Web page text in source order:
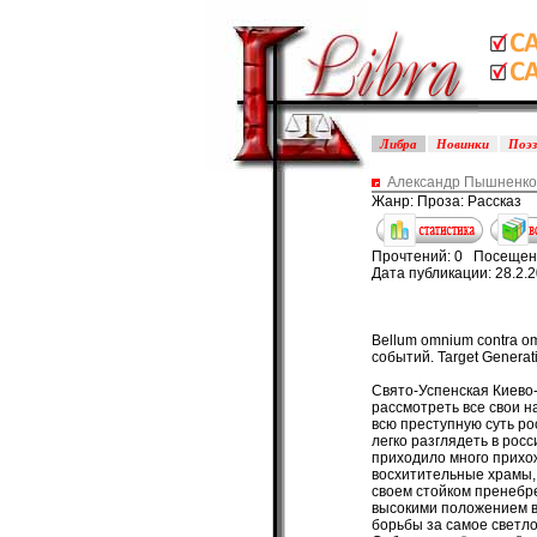
Либра Новинки
Александр
Жанр: Проза: Рассказ
Прочтений: 0
Дата публикации:
Bellum omnium contra
событий. Target
Свято-Успенская Киево-Печерская лавра - то, самое чудесное место на планете, где можно подробно рассмотреть все свои наличествующие недостатки и многие человеческие глупости. А также, когда я попал туда, всю преступную суть российского империализма и украинской беспомощности в те годы. Все это можно было легко разглядеть в российских монахах, которые ее густо заселяли и обживали в нулевых годах этого века. К ним приходило много прихожан, которые, словно мотыльки на яркие, лаврские свечки, слетались в эти восхитительные храмы, в огромных количествах со многих уголков всей бывшей метрополии, чтоб утвердиться в своем стойком пренебрежении к Украине, как к государству. Лобызая российских, монашествующих особей, с высокими положением в церковной иерархии, они получали здесь, в Лавре, достаточные силы и вдохновение для борьбы за самое светлое, свое, имперское будущее. Все это делалось открыто, в ущерб титульной нации. Собственно, “монахи”, - клир, - утвердились для меня,как переодетые фээсбэшники, - такое мнение зиждилось на тех наблюдениях, которые я вынес за крепкие муры Лавры, недолго побывав в ней. Лавру захватила РПЦ в начале 90-х и сразу же превратила ее в крепость. Лавра и была таковой многие столетия. Я не упоминаю здесь, в каких условиях создавалась, эрпэцэшная московская церковь в 1943 году; желающие узнать нелицеприятные подробности идеологического характера, могут легко загуглить это событие, найдя в интернете. Само Евангелие, вопиет об подобном, несколько завуалированном властями действе, случившегося тогда, при сталинском режиме правления, словами Луки (8:17): “Нет ничего тайного, что не стало бы явным, и нет ничего сокрытого, что не стало бы известным и не вышло на свет”. Я явился в Лавру: утром, 19 апреля 2005 года, как раз в пору оживления природы. До этого я целую ночь, напролет, просидел в парке рядом с нею. Это была тягучая реакция на движение какой-то судьбоносной мысли. Эта была внутренняя потребность действовать в каком-то направлении, потому, что я выехал из села в столицу не имея тактического плана: что я буду делать в самом начале. Я надеялся только на собственное наитие. Я надеялся на то, что бог обязательно поможет мне с определением новой цели. Уезжая из села, я даже и не предполагал: где я буду